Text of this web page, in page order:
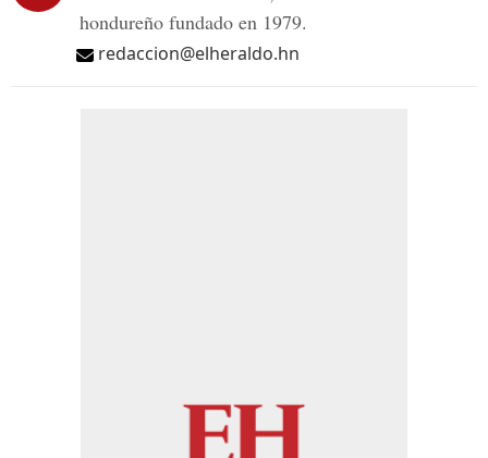
hondureño fundado en 1979.
redaccion@elheraldo.hn